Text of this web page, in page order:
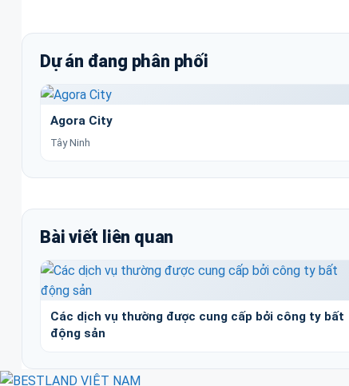
Dự án đang phân phối
Agora City
Tây Ninh
Bài viết liên quan
Các dịch vụ thường được cung cấp bởi công ty bất
động sản